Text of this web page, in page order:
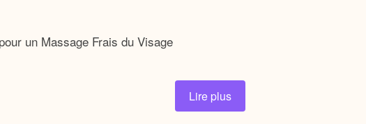
Lire plus